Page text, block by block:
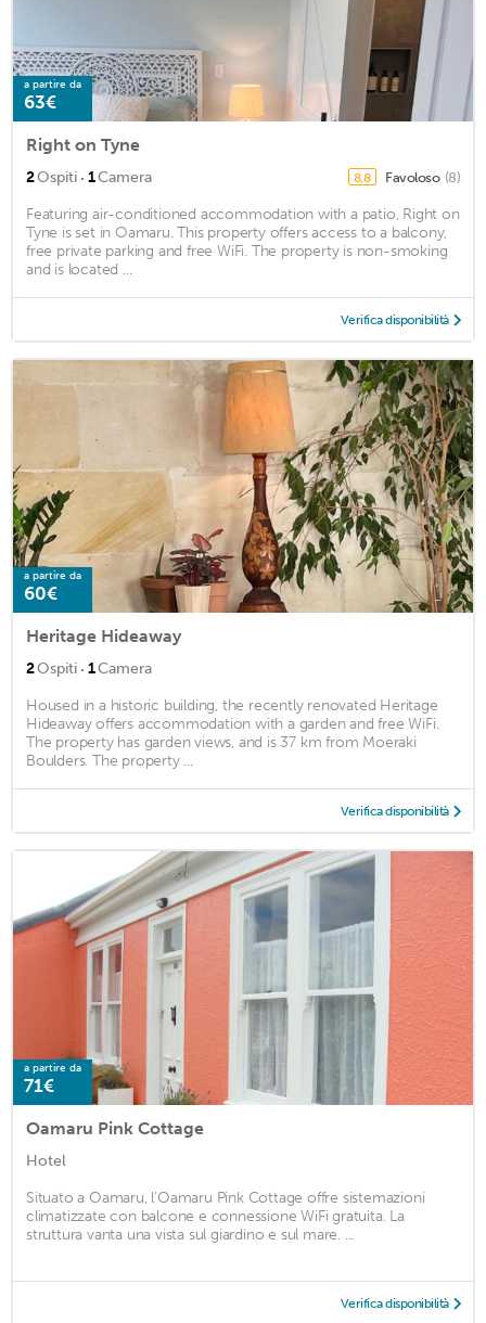
a partire da
63€
Right on Tyne
2Ospiti · 1Camera 8,8 Favoloso (8)
Featuring air-conditioned accommodation with a patio, Right on
Tyne is set in Oamaru. This property offers access to a balcony,
free private parking and free WiFi. The property is non-smoking
and is located ...
Verifica disponibilità
a partire da
60€
Heritage Hideaway
2Ospiti · 1Camera
Housed in a historic building, the recently renovated Heritage
Hideaway offers accommodation with a garden and free WiFi.
The property has garden views, and is 37 km from Moeraki
Boulders. The property ...
Verifica disponibilità
a partire da
71€
Oamaru Pink Cottage
Hotel
Situato a Oamaru, l'Oamaru Pink Cottage offre sistemazioni
climatizzate con balcone e connessione WiFi gratuita. La
struttura vanta una vista sul giardino e sul mare. ...
Verifica disponibilità